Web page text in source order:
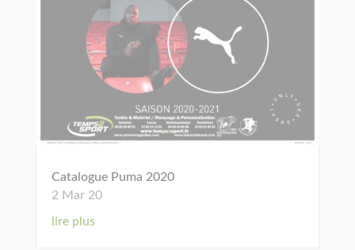
Catalogue Puma 2020
2 Mar 20
lire plus